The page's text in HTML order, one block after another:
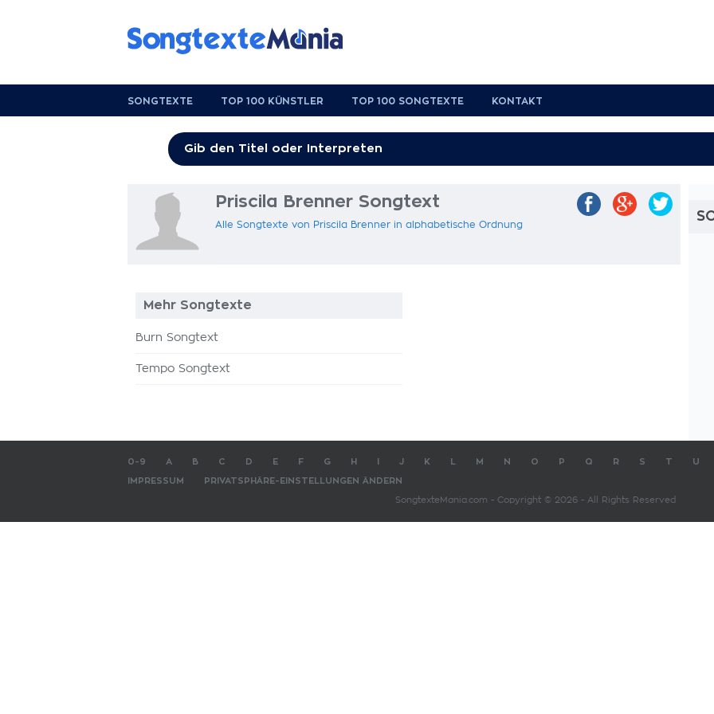
SONGTEXTE TOP 100 KÜNSTLER TOP 100 SONGTEXTE KONTAKT
Priscila Brenner Songtext
Alle Songtexte von Priscila Brenner in alphabetische Ordnung
Mehr Songtexte
Burn Songtext
Tempo Songtext
0-9 A B C D E F G H J K M N O P Q R S T U
IMPRESSUM PRIVATSPHÄRE-EINSTELLUNGEN ÄNDERN
SongtexteMania.com - Copyright © 2026 - All Rights Reserved